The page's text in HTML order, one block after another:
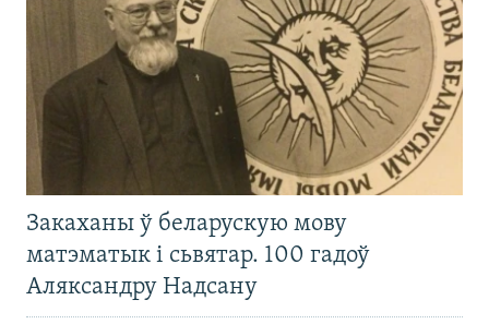
Закаханы ў беларускую мову
матэматык і сьвятар. 100 гадоў
Аляксандру Надсану